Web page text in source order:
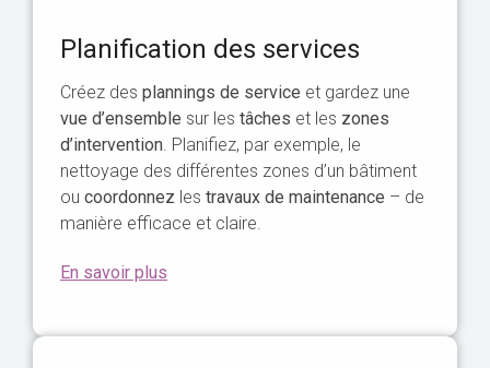
Planification des services
Créez des plannings de service et gardez une
vue d’ensemble sur les tâches et les zones
d’intervention . Planifiez, par exemple, le
nettoyage des différentes zones d’un bâtiment
ou coordonnez les travaux de maintenance – de
manière efficace et claire.
En savoir plus